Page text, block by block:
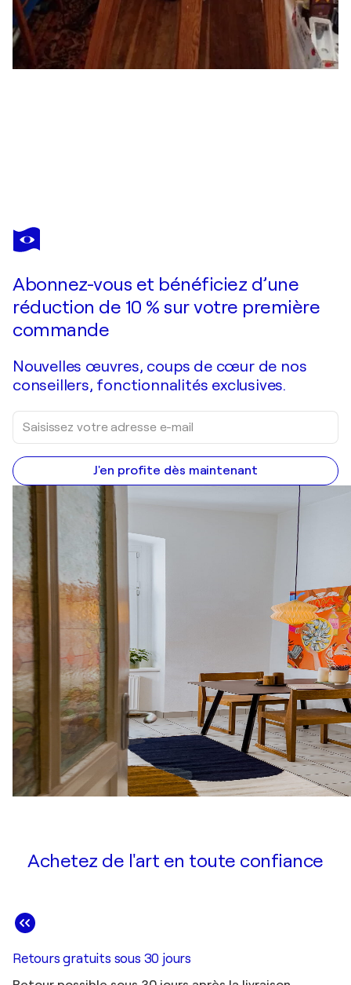
NICOLE HALGRAIN
jeune fille au serpent
Abonnez-vous et bénéficiez d’une
réduction de 10 % sur votre première
commande
Nouvelles œuvres, coups de cœur de nos
conseillers, fonctionnalités exclusives.
J'en profite dès maintenant
Achetez de l'art en toute confiance
Retours gratuits sous 30 jours